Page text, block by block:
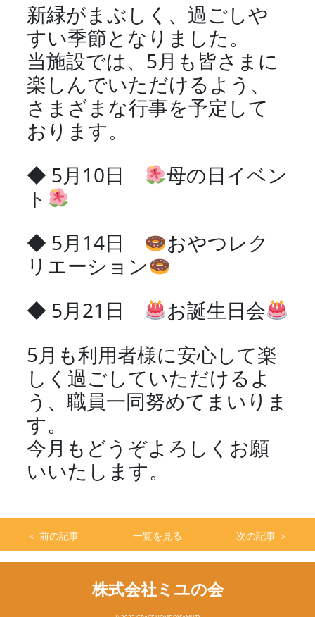
新緑がまぶしく、過ごしや
すい季節となりました。
当施設では、5月も皆さまに
楽しんでいただけるよう、
さまざまな行事を予定して
おります。
◆ 5月10日
母の日イベン
ト
◆ 5月14日
おやつレク
リエーション
◆ 5月21日
お誕生日会
5月も利用者様に安心して楽
しく過ごしていただけるよ
う、職員一同努めてまいりま
す。
今月もどうぞよろしくお願
いいたします。
＜ 前の記事 一覧を見る 次の記事 ＞
株式会社ミユの会